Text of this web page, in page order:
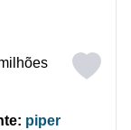
piper